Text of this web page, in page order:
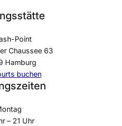
Point
Chaussee 63
Hamburg
buchen
– 21 Uhr